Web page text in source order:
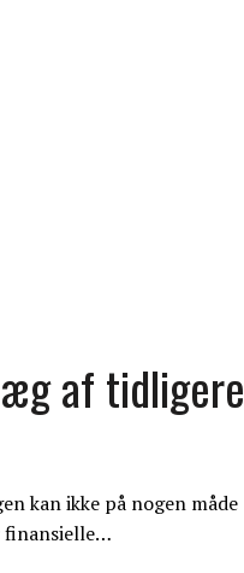
af tidligere
kan ikke på nogen måde
finansielle…